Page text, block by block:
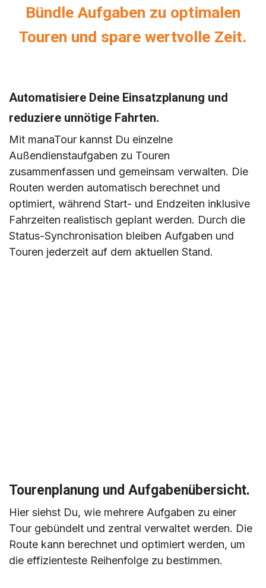
Bündle Aufgaben zu optimalen
Touren und spare wertvolle Zeit.
Automatisiere Deine Einsatzplanung und
reduziere unnötige Fahrten.
Mit manaTour kannst Du einzelne
Außendienstaufgaben zu Touren
zusammenfassen und gemeinsam verwalten. Die
Routen werden automatisch berechnet und
optimiert, während Start- und Endzeiten inklusive
Fahrzeiten realistisch geplant werden. Durch die
Status-Synchronisation bleiben Aufgaben und
Touren jederzeit auf dem aktuellen Stand.
Tourenplanung und Aufgabenübersicht.
Hier siehst Du, wie mehrere Aufgaben zu einer
Tour gebündelt und zentral verwaltet werden. Die
Route kann berechnet und optimiert werden, um
die effizienteste Reihenfolge zu bestimmen.